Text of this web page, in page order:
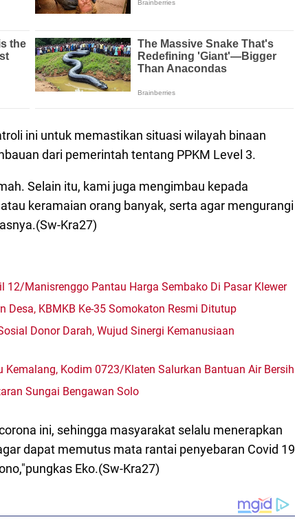
ini untuk memastikan situasi wilayah binaan
dari pemerintah tentang PPKM Level 3.
Selain itu, kami juga mengimbau kepada
keramaian orang banyak, serta agar mengurangi
Kra27)
12/Manisrenggo Pantau Harga Sembako Di Pasar Klewer
Desa, KBMKB Ke-35 Somokaton Resmi Ditutup
Donor Darah, Wujud Sinergi Kemanusiaan
Kodim 0723/Klaten Salurkan Bantuan Air Bersih
Sungai Bengawan Solo
ini, sehingga masyarakat selalu menerapkan
dapat memutus mata rantai penyebaran Covid 19
Eko.(Sw-Kra27)